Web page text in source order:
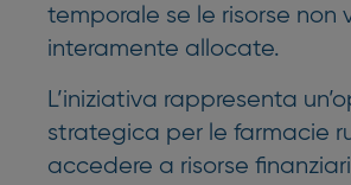
temporale se le risorse non
interamente allocate.
L’iniziativa rappresenta
strategica per le farmacie
accedere a risorse